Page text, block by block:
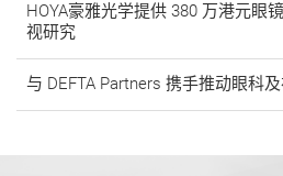
HOYA豪雅光学提供 380 万港元眼
视研究
与 DEFTA Partners 携手推动眼科